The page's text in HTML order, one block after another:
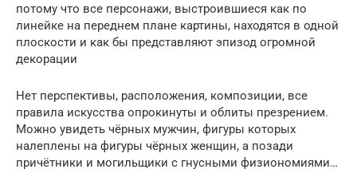
потому что все персонажи, выстроившиеся как по
линейке на переднем плане картины, находятся в одной
плоскости и как бы представляют эпизод огромной
декорации
Нет перспективы, расположения, композиции, все
правила искусства опрокинуты и облиты презрением.
Можно увидеть чёрных мужчин, фигуры которых
налеплены на фигуры чёрных женщин, а позади
причётники и могильщики с гнусными физиономиями…